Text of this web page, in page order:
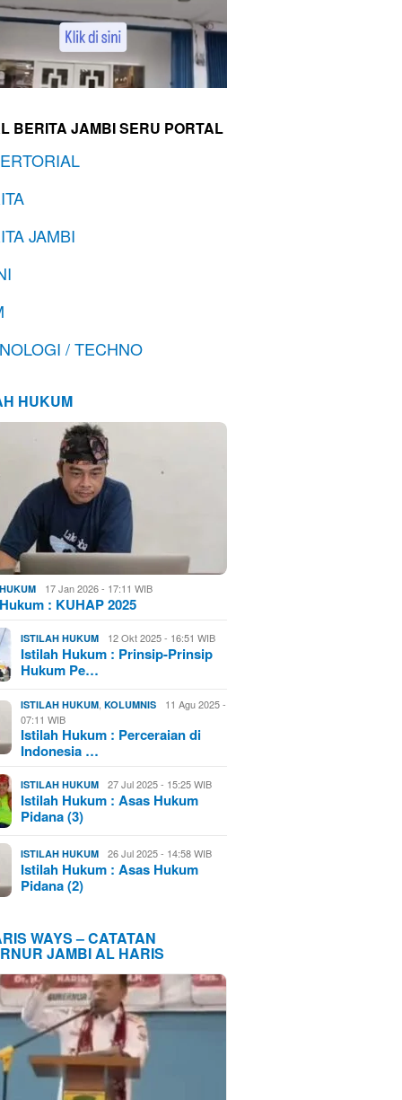
BERITA JAMBI SERU PORTAL
JAMBI
/ TECHNO
HUKUM
17 Jan 2026 - 17:11 WIB
: KUHAP 2025
ISTILAH HUKUM 12 Okt 2025 - 16:51 WIB
Istilah Hukum : Prinsip-Prinsip
Hukum Pe…
ISTILAH HUKUM ,KOLUMNIS
11 Agu 2025 -
07:11 WIB
Istilah Hukum : Perceraian di
Indonesia …
ISTILAH HUKUM 27 Jul 2025 - 15:25 WIB
Istilah Hukum : Asas Hukum
Pidana (3)
ISTILAH HUKUM 26 Jul 2025 - 14:58 WIB
Istilah Hukum : Asas Hukum
Pidana (2)
WAYS – CATATAN
JAMBI AL HARIS